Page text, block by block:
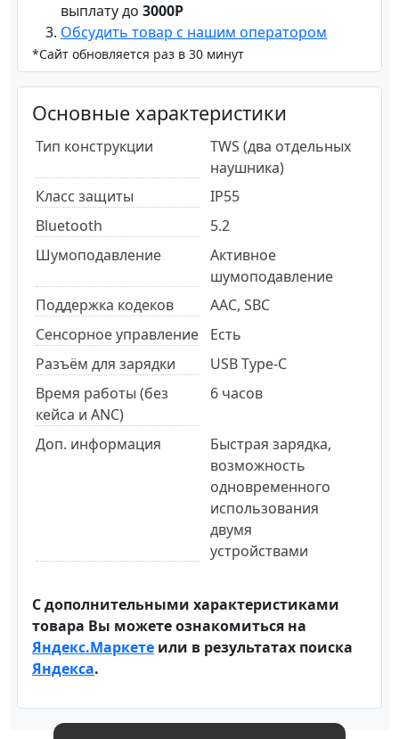
выплату до 3000Р
Обсудить товар с нашим оператором
*Сайт обновляется раз в 30 минут
Основные характеристики
Тип конструкции
TWS (два отдельных
наушника)
Класс защиты
IP55
Bluetooth
5.2
Шумоподавление
Активное
шумоподавление
Поддержка кодеков
AAC, SBC
Сенсорное управление
Есть
Разъём для зарядки
USB Type-C
Время работы (без
кейса и ANC)
6 часов
Доп. информация
Быстрая зарядка,
возможность
одновременного
использования
двумя
устройствами
С дополнительными характеристиками
товара Вы можете ознакомиться на
Яндекс.Маркете или в результатах поиска
Яндекса.